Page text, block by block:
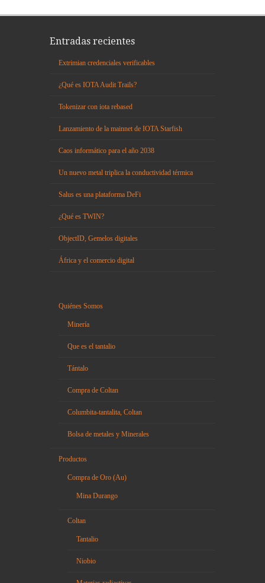
Entradas recientes
Extrimian credenciales verificables
¿Qué es IOTA Audit Trails?
Tokenizar con iota rebased
Lanzamiento de la mainnet de IOTA Starfish
Caos informático para el año 2038
Un nuevo metal triplica la conductividad térmica
Salus es una plataforma DeFi
¿Qué es TWIN?
ObjectID, Gemelos digitales
África y el comercio digital
Quiénes Somos
Minería
Que es el tantalio
Tántalo
Compra de Coltan
Columbita-tantalita, Coltan
Bolsa de metales y Minerales
Productos
Compra de Oro (Au)
Mina Durango
Coltan
Tantalio
Niobio